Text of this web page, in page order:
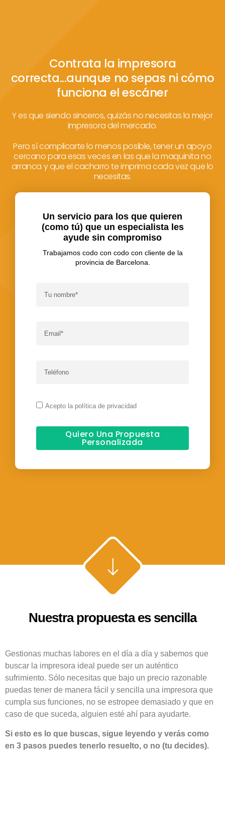
Contrata la impresora
correcta...aunque no sepas ni cómo
funciona el escáner
Y es que siendo sinceros, quizás no necesitas la mejor
impresora del mercado.
Pero sí complicarte lo menos posible, tener un apoyo
cercano para esas veces en las que la maquinita no
arranca y que el cacharro te imprima cada vez que lo
necesitas.
Un servicio para los que quieren
(como tú) que un especialista les
ayude sin compromiso
Trabajamos codo con codo con cliente de la
provincia de Barcelona.
Acepto la política de privacidad
Quiero Una Propuesta
Personalizada
Nuestra propuesta es sencilla
Gestionas muchas labores en el día a día y sabemos que
buscar la impresora ideal puede ser un auténtico
sufrimiento. Sólo necesitas que bajo un precio razonable
puedas tener de manera fácil y sencilla una impresora que
cumpla sus funciones, no se estropee demasiado y que en
caso de que suceda, alguien esté ahí para ayudarte.
Si esto es lo que buscas, sigue leyendo y verás como
en 3 pasos puedes tenerlo resuelto, o no (tu decides).